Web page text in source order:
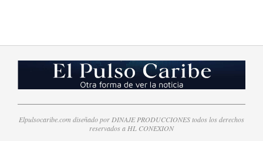
Elpulsocaribe.com diseñado por DINAJE PRODUCCIONES todos los derechos
reservados a HL CONEXION